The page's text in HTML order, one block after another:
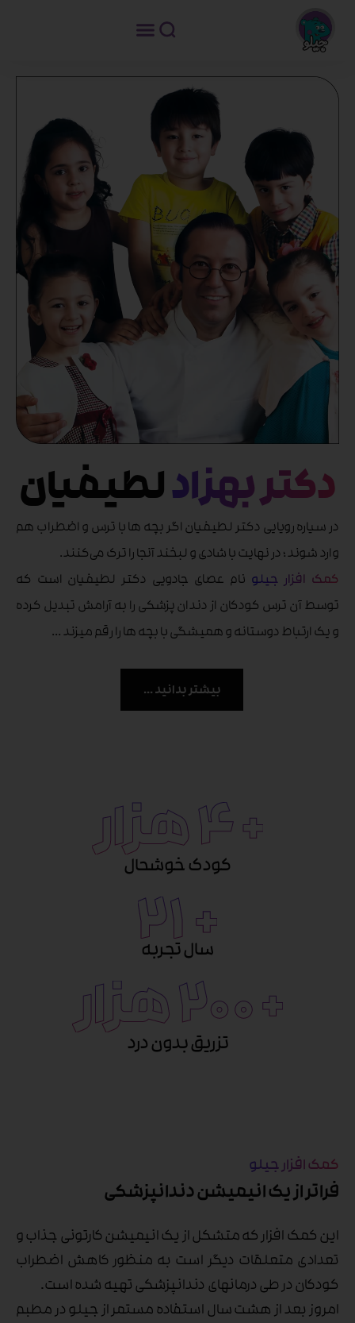
دکتر بهزادلطیفیان
در سیاره رویایی دکتر لطیفیان اگر بچه ها با ترس و اضطراب هم
وارد شوند ؛ در نهایت با شادی و لبخند آنجا را ترک می‌کنند.
کمک افزار جیلو نام عصای جادویی دکتر لطیفیان است که
توسط آن ترس کودکان از دندان پزشکی را به آرامش تبدیل کرده
و یک ارتباط دوستانه و همیشگی با بچه ها را رقم میزند ...
بیشتر بدانید ...
کودک خوشحال
سال تجربه
تزریق بدون درد
کمک افزار جیلو
فراتر از یک انیمیشن دندانپزشکی
این کمک افزار که متشکل از یک انیمیشن کارتونی جذاب و
تعدادی متعلقات دیگر است به منظور کاهش اضطراب
کودکان در طی درمانهای دندانپزشکی تهیه شده است.
امروز بعد از هشت سال استفاده مستمر از جیلو در مطبم